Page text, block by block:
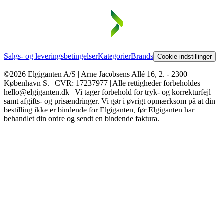
Salgs- og leveringsbetingelserKategorierBrands Cookie indstillinger
©2026 Elgiganten A/S | Arne Jacobsens Allé 16, 2. - 2300
København S. | CVR: 17237977 | Alle rettigheder forbeholdes |
hello@elgiganten.dk | Vi tager forbehold for tryk- og korrekturfejl
samt afgifts- og prisændringer. Vi gør i øvrigt opmærksom på at din
bestilling ikke er bindende for Elgiganten, før Elgiganten har
behandlet din ordre og sendt en bindende faktura.